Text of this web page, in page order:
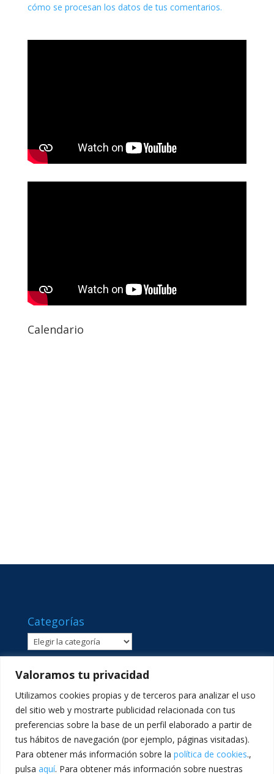
Valoramos tu privacidad
Utilizamos cookies propias y de terceros para analizar el uso
del sitio web y mostrarte publicidad relacionada con tus
preferencias sobre la base de un perfil elaborado a partir de
tus hábitos de navegación (por ejemplo, páginas visitadas).
Para obtener más información sobre la política de cookies.,
pulsa aquí. Para obtener más información sobre nuestras
cómo se procesan los datos de tus comentarios.
Calendario
Categorías
Categorías